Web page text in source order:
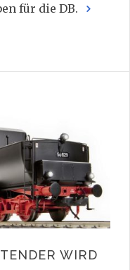
für die DB.
WIRD